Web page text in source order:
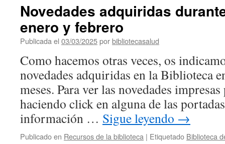
Novedades adquiridas
enero y febrero
Publicada el 03/03/2025porbibliotecasalud
Como hacemos otras veces, os
novedades adquiridas en la Biblioteca
meses. Para ver las novedades
haciendo click en alguna de las
información … Sigue leyendo →
Publicado en Recursos de la biblioteca | Etiquetado Biblioteca